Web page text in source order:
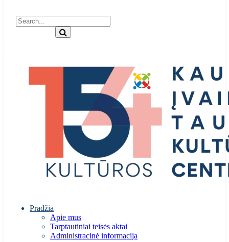
Pradžia
Apie mus
Tarptautiniai teisės aktai
Administracinė informacija